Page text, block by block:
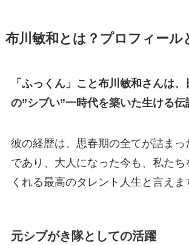
布川敏和とは？プロフィール
「ふっくん」こと布川敏和さんは
の”シブい”一時代を築いた生ける伝
彼の経歴は、思春期の全てが詰まっ
であり、大人になった今も、私たち
くれる最高のタレント人生と言えま
元シブがき隊としての活躍